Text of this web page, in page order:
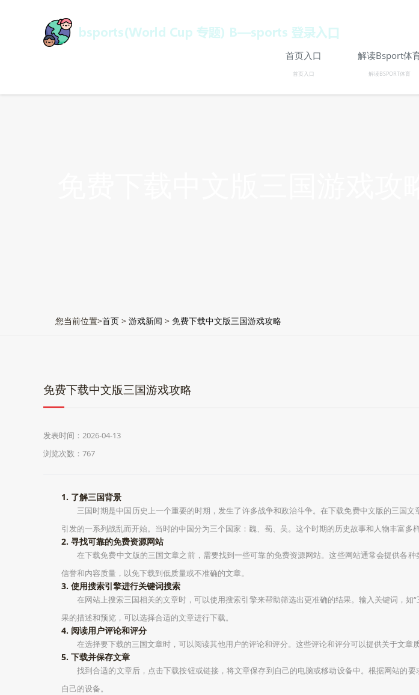
首页入口
首页入口
解读Bsport体
解读BSPORT体育
您当前位置>首页 > 游戏新闻 > 免费下载中文版三国游戏攻略
免费下载中文版三国游戏攻略
发表时间：2026-04-13
浏览次数：767
1. 了解三国背景
三国时期是中国历史上一个重要的时期，发生了许多战争和政治斗争。在下载免费中文版的三国
引发的一系列战乱而开始。当时的中国分为三个国家：魏、蜀、吴。这个时期的历史故事和人物丰富多
2. 寻找可靠的免费资源网站
在下载免费中文版的三国文章之前，需要找到一些可靠的免费资源网站。这些网站通常会提供各
信誉和内容质量，以免下载到低质量或不准确的文章。
3. 使用搜索引擎进行关键词搜索
在网站上搜索三国相关的文章时，可以使用搜索引擎来帮助筛选出更准确的结果。输入关键词，
果的描述和预览，可以选择合适的文章进行下载。
4. 阅读用户评论和评分
在选择要下载的三国文章时，可以阅读其他用户的评论和评分。这些评论和评分可以提供关于文
5. 下载并保存文章
找到合适的文章后，点击下载按钮或链接，将文章保存到自己的电脑或移动设备中。根据网站的
自己的设备。